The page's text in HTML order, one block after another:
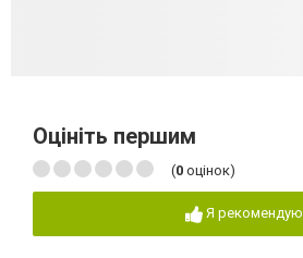
Оцініть першим
(0 оцінок)
Я рекомендую